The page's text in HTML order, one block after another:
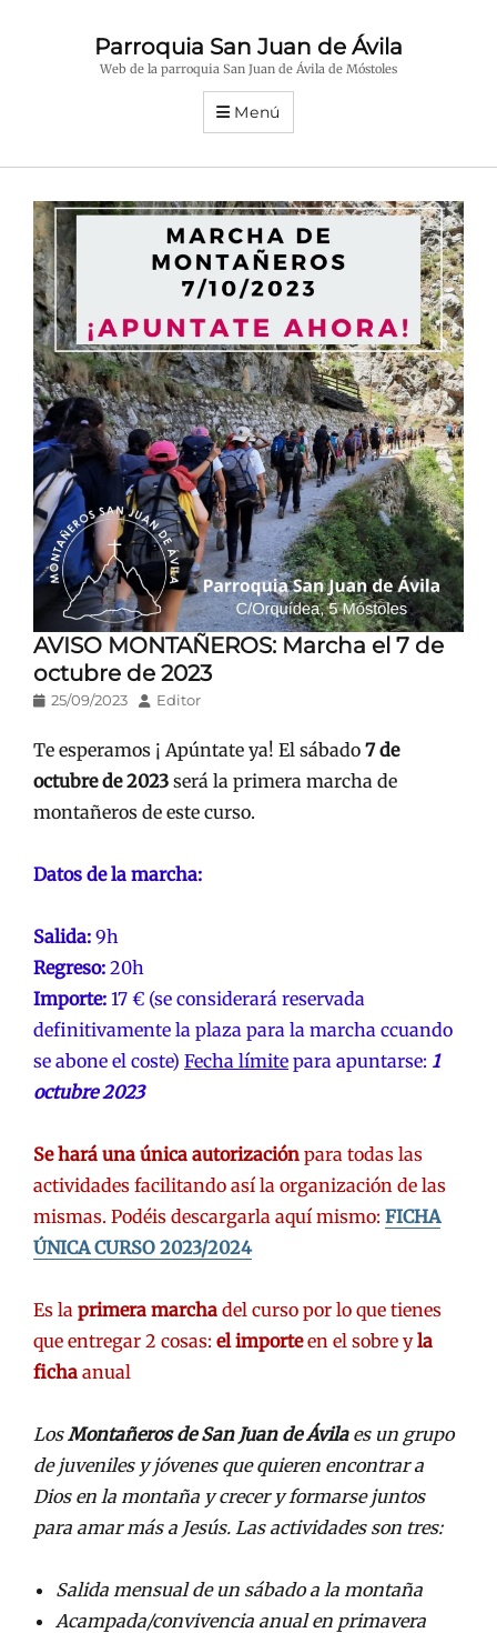
Parroquia San Juan de Ávila
Web de la parroquia San Juan de Ávila de Móstoles
Menú
AVISO MONTAÑEROS: Marcha el 7 de
octubre de 2023
Publicado
25/09/2023 AutorEditor
Te esperamos ¡ Apúntate ya! El sábado 7 de
octubre de 2023 será la primera marcha de
montañeros de este curso.
Datos de la marcha:
Salida: 9h
Regreso: 20h
Importe: 17 € (se considerará reservada
definitivamente la plaza para la marcha ccuando
se abone el coste) Fecha límite para apuntarse: 1
octubre 2023
Se hará una única autorización para todas las
actividades facilitando así la organización de las
mismas. Podéis descargarla aquí mismo: FICHA
ÚNICA CURSO 2023/2024
Es la primera marcha del curso por lo que tienes
que entregar 2 cosas: el importeen el sobre yla
ficha anual
LosMontañeros de San Juan de Ávilaes un grupo
de juveniles y jóvenes que quieren encontrar a
Dios en la montaña y crecer y formarse juntos
para amar más a Jesús. Las actividades son tres:
Salida mensual de un sábado a la montaña
Acampada/convivencia anual en primavera